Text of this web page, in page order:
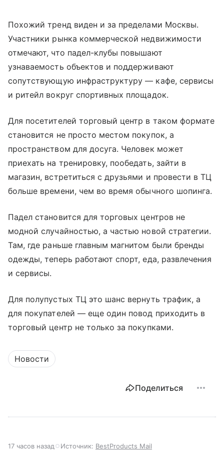
Похожий тренд виден и за пределами Москвы.
Участники рынка коммерческой недвижимости
отмечают, что падел-клубы повышают
узнаваемость объектов и поддерживают
сопутствующую инфраструктуру — кафе, сервисы
и ритейл вокруг спортивных площадок.
Для посетителей торговый центр в таком формате
становится не просто местом покупок, а
пространством для досуга. Человек может
приехать на тренировку, пообедать, зайти в
магазин, встретиться с друзьями и провести в ТЦ
больше времени, чем во время обычного шопинга.
Падел становится для торговых центров не
модной случайностью, а частью новой стратегии.
Там, где раньше главным магнитом были бренды
одежды, теперь работают спорт, еда, развлечения
и сервисы.
Для полупустых ТЦ это шанс вернуть трафик, а
для покупателей — еще один повод приходить в
торговый центр не только за покупками.
Новости
Поделиться
17 часов назад Источник: BestProducts Mail